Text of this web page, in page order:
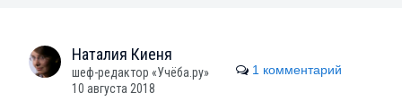
Наталия Киеня
шеф-редактор «Учёба.ру»
10 августа 2018
1 комментарий